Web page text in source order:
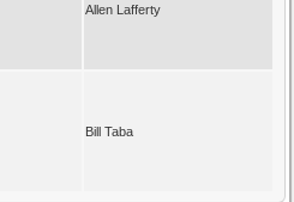
Allen Lafferty
Bill Taba